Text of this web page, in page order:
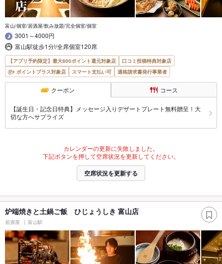
富山/個室/居酒屋/飲み放題/完全個室/個室
3001～4000円
富山駅徒歩1分!/全席個室120席
【アプリ予約限定】最大800ポイント還元対象店
口コミ投稿特典対象店
ポイントプラス対象店
スマート支払い可 適格請求書発行事業者
クーポン コース
【誕生日・記念日特典】メッセージ入りデザートプレート無料贈呈！大
切な方へサプライズ
カレンダーの更新に失敗しました。
下記ボタンを押して空席状況を更新してください。
空席状況を更新する
炉端焼きと土鍋ご飯 ひじょうしき 富山店
居酒屋 富山駅